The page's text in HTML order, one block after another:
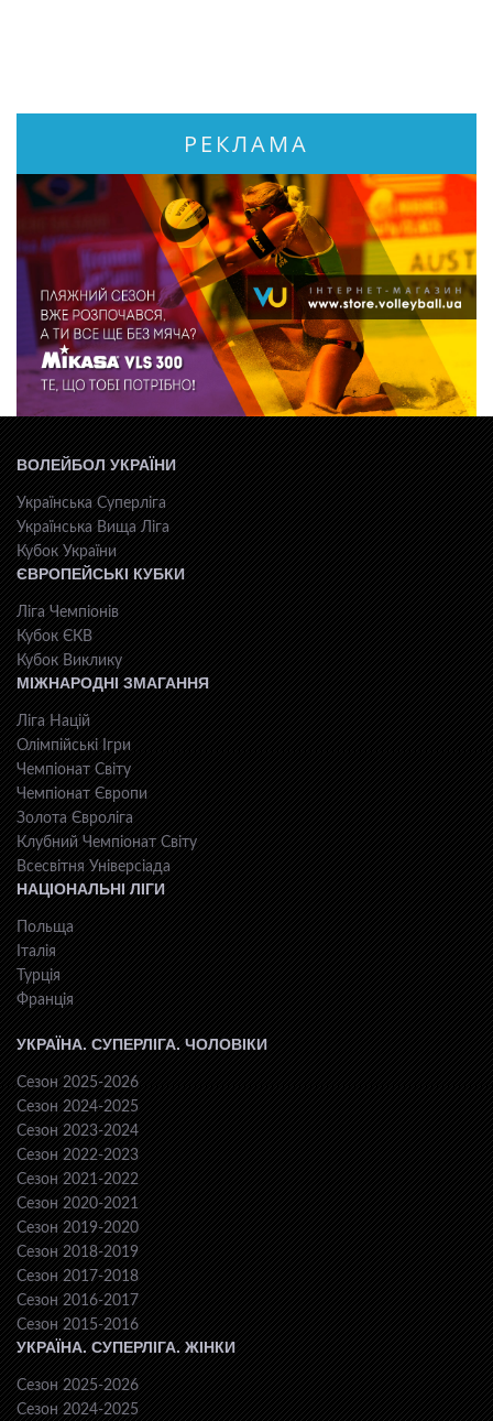
РЕКЛАМА
ВОЛЕЙБОЛ УКРАЇНИ
Українська Суперліга
Українська Вища Ліга
Кубок України
ЄВРОПЕЙСЬКІ КУБКИ
Ліга Чемпіонів
Кубок ЄКВ
Кубок Виклику
МІЖНАРОДНІ ЗМАГАННЯ
Ліга Націй
Олімпійські Ігри
Чемпіонат Світу
Чемпіонат Європи
Золота Євроліга
Клубний Чемпіонат Світу
Всесвiтня Унiверсiaда
НАЦІОНАЛЬНІ ЛІГИ
Польща
Італія
Турція
Франція
УКРАЇНА. СУПЕРЛІГА. ЧОЛОВІКИ
Сезон 2025-2026
Сезон 2024-2025
Сезон 2023-2024
Сезон 2022-2023
Сезон 2021-2022
Сезон 2020-2021
Сезон 2019-2020
Сезон 2018-2019
Сезон 2017-2018
Сезон 2016-2017
Сезон 2015-2016
УКРАЇНА. СУПЕРЛІГА. ЖІНКИ
Сезон 2025-2026
Сезон 2024-2025